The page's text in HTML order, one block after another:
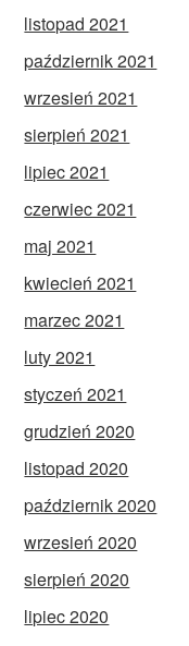
listopad 2021
październik 2021
wrzesień 2021
sierpień 2021
lipiec 2021
czerwiec 2021
maj 2021
kwiecień 2021
marzec 2021
luty 2021
styczeń 2021
grudzień 2020
listopad 2020
październik 2020
wrzesień 2020
sierpień 2020
lipiec 2020